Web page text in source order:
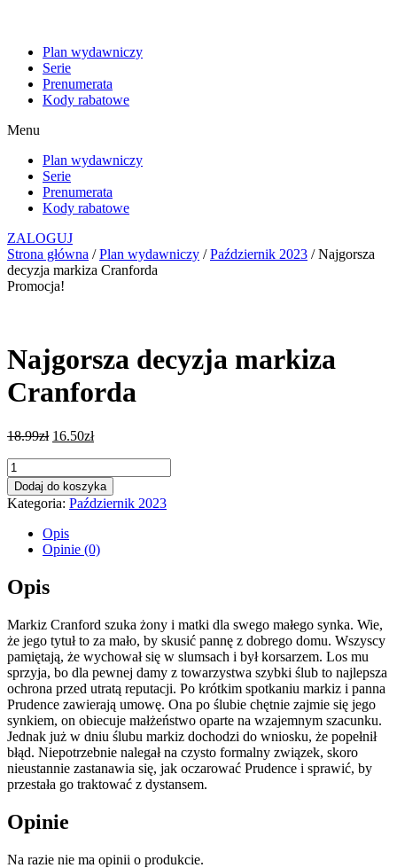
Plan wydawniczy
Serie
Prenumerata
Kody rabatowe
Menu
Plan wydawniczy
Serie
Prenumerata
Kody rabatowe
ZALOGUJ
Strona główna /Plan wydawniczy /Październik 2023 / Najgorsza
decyzja markiza Cranforda
Promocja!
Najgorsza decyzja markiza
Cranforda
18.99zł 16.50zł
ilość
Najgorsza
decyzja
markiza
Cranforda
Dodaj do koszyka
Kategoria: Październik 2023
Opis
Opinie (0)
Opis
Markiz Cranford szuka żony i matki dla swego małego synka. Wie,
że jego tytuł to za mało, by skusić pannę z dobrego domu. Wszyscy
pamiętają, że wychował się w slumsach i był korsarzem. Los mu
sprzyja, bo dla pewnej damy z towarzystwa szybki ślub to najlepsza
ochrona przed utratą reputacji. Po krótkim spotkaniu markiz i panna
Prudence zawierają umowę. Ona po ślubie chętnie zajmie się jego
synkiem, on obiecuje małżeństwo oparte na wzajemnym szacunku.
Jednak już w dniu ślubu markiz dochodzi do wniosku, że popełnił
błąd. Niepotrzebnie nalegał na czysto formalny związek, skoro
nieustannie zastanawia się, jak oczarować Prudence i sprawić, by
przestała go traktować z dystansem.
Opinie
Na razie nie ma opinii o produkcie.